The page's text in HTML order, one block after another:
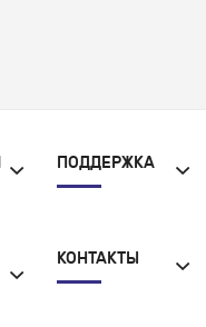
ПОДДЕРЖКА
КОНТАКТЫ